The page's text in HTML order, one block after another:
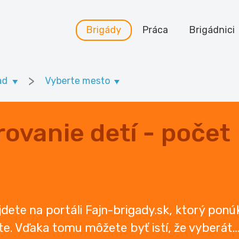
Brigády Práca Brigádnici
> Vyberte mesto
detí - počet
na portáli Fajn-brigady.sk, ktorý
Vďaka tomu môžete byť istí, že vyberát...